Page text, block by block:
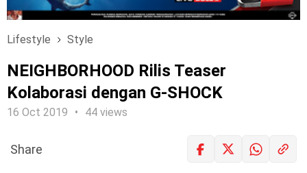
Lifestyle Style
NEIGHBORHOOD Rilis Teaser
Kolaborasi dengan G-SHOCK
16 Oct 2019 44 views
Share